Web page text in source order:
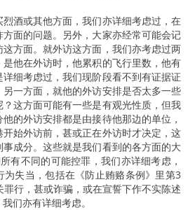
酒或其他方面，我们亦详细考虑过，在
面的问题。另外，大家亦经常可能会记
方面。就外访这方面，我们亦考虑过两
他在外访时，他累积的飞行里数，他有
细考虑过，我们现阶段看不到有证据证
一方面，就他的外访安排是否太多一些
这方面可能有一些是有观光性质，但我
的外访安排都是由接待他那边的单位，
始外访前，甚或正在外访时才决定，这
成分。这些就是我们看到的各方面的大
有不同的可能控罪，我们亦详细考虑，
为失当，包括在《防止贿赂条例》里第3
行，甚或诈骗，或在宣誓下作不实陈述
们亦有详细考虑。